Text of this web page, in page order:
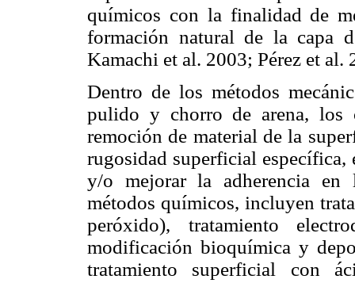
químicos con la finalidad de
formación natural de la capa
Kamachi et al. 2003; Pérez et al.
Dentro de los métodos
pulido y chorro de arena, los
remoción de material de la
rugosidad superficial
y/o mejorar la adherencia en
métodos químicos, incluyen
peróxido), tratamiento
modificación bioquímica y
tratamiento superficial con